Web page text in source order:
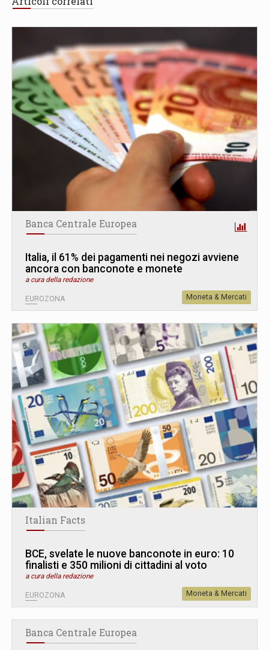
Banca Centrale Europea
Italia, il 61% dei pagamenti nei negozi avviene
ancora con banconote e monete
a cura della redazione
EUROZONA Moneta & Mercati
Italian Facts
BCE, svelate le nuove banconote in euro: 10
finalisti e 350 milioni di cittadini al voto
a cura della redazione
EUROZONA Moneta & Mercati
Banca Centrale Europea